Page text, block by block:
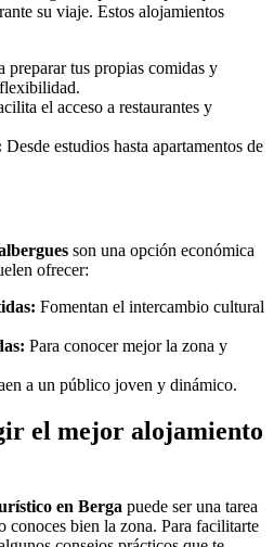
su viaje. Estos alojamientos
preparar tus propias comidas y
el acceso a restaurantes y
Desde estudios hasta apartamentos de
son una opción económica
ofrecer:
Fomentan el intercambio cultural
Para conocer mejor la zona y
a un público joven y dinámico.
el mejor alojamiento
en Berga puede ser una tarea
conoces bien la zona. Para facilitarte